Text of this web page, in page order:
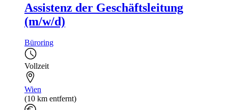
Assistenz der Geschäftsleitung
(m/w/d)
Büroring
Vollzeit
Wien
(10 km entfernt)